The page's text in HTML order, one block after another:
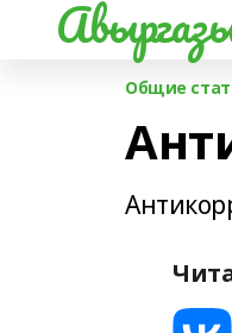
Авыргазы
Общие